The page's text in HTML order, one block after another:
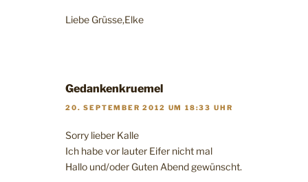
Liebe Grüsse,Elke
Gedankenkruemel
20. SEPTEMBER 2012 UM 18:33 UHR
Sorry lieber Kalle
Ich habe vor lauter Eifer nicht mal
Hallo und/oder Guten Abend gewünscht.